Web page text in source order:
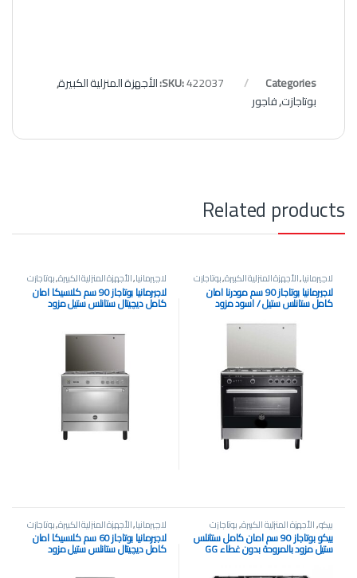
SKU:422037 Categories: الأجهزة المنزلية الكبيرة,
بوتاجازت,فاجور
Related products
لاچيرمانيا,الأجهزة المنزلية الكبيرة,بوتاجازت
لاجيرمانيا بوتاجاز 90 سم مودرنا امان
كامل ستانلس ستيل / اسود مزود
بالمروحة بغطاء زجاج Premio+
9M10GUB1X4AWW
لاچيرمانيا,الأجهزة المنزلية الكبيرة,بوتاجازت
لاجيرمانيا بوتاجاز 90 سم كلاسيكا امان
كامل ديچيتال ستانلس ستيل مزود
بالمروحة بغطاء زجاج Superiore
بيكو,الأجهزة المنزلية الكبيرة,بوتاجازت
بيكو بوتاجاز 90 سم امان كامل ستانلس
ستيل مزود بالمروحة بدون غطاء GG
15121 FX
لاچيرمانيا,الأجهزة المنزلية الكبيرة,بوتاجازت
لاجيرمانيا بوتاجاز 60 سم كلاسيكا امان
كامل ديچيتال ستانلس ستيل مزود
بالمروحة بغطاء زجاج Superiore